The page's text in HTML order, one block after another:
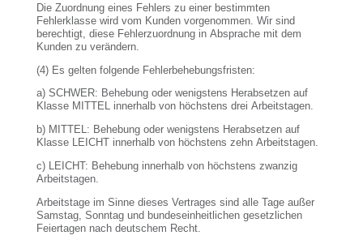
Die Zuordnung eines Fehlers zu einer bestimmten
Fehlerklasse wird vom Kunden vorgenommen. Wir sind
berechtigt, diese Fehlerzuordnung in Absprache mit dem
Kunden zu verändern.
(4) Es gelten folgende Fehlerbehebungsfristen:
a) SCHWER: Behebung oder wenigstens Herabsetzen auf
Klasse MITTEL innerhalb von höchstens drei Arbeitstagen.
b) MITTEL: Behebung oder wenigstens Herabsetzen auf
Klasse LEICHT innerhalb von höchstens zehn Arbeitstagen.
c) LEICHT: Behebung innerhalb von höchstens zwanzig
Arbeitstagen.
Arbeitstage im Sinne dieses Vertrages sind alle Tage außer
Samstag, Sonntag und bundeseinheitlichen gesetzlichen
Feiertagen nach deutschem Recht.